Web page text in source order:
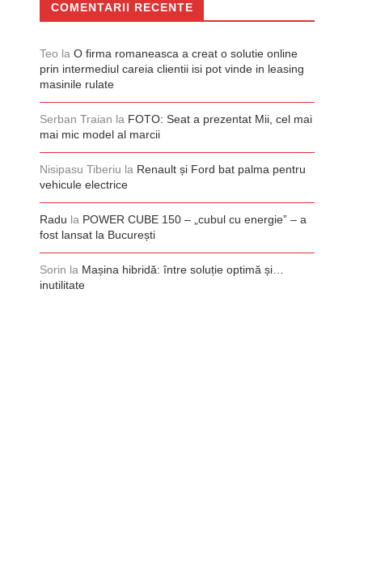
COMENTARII RECENTE
Teo la O firma romaneasca a creat o solutie online
prin intermediul careia clientii isi pot vinde in leasing
masinile rulate
Serban Traian la FOTO: Seat a prezentat Mii, cel mai
mai mic model al marcii
Nisipasu Tiberiu la Renault și Ford bat palma pentru
vehicule electrice
Radu la POWER CUBE 150 – „cubul cu energie” – a
fost lansat la București
Sorin la Mașina hibridă: între soluție optimă și…
inutilitate